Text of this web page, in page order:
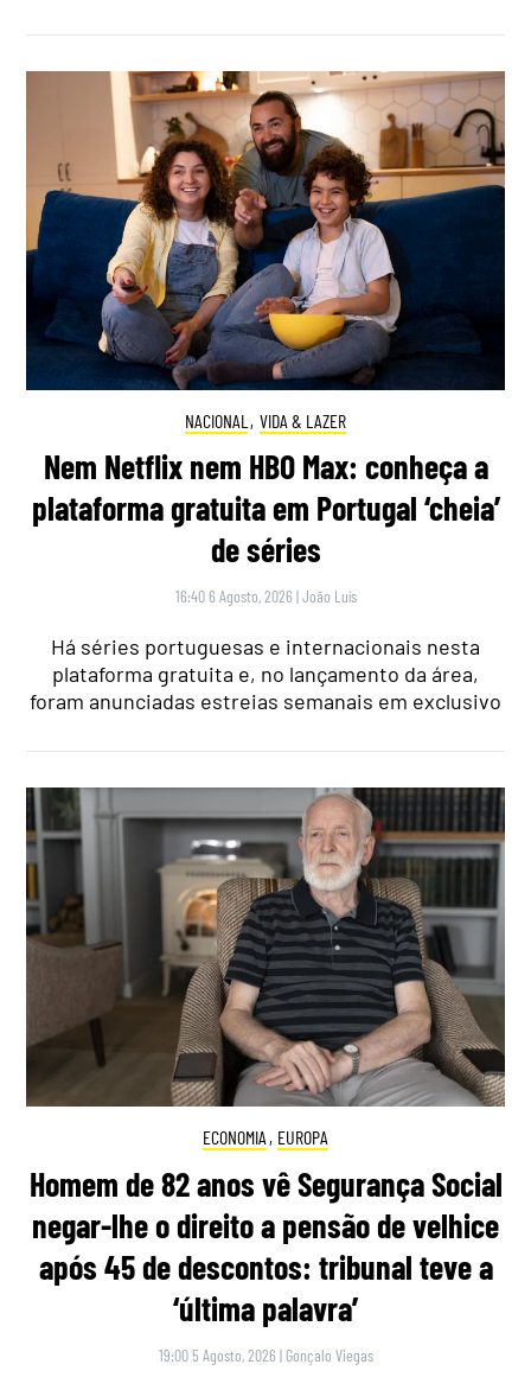
NACIONAL , VIDA & LAZER
Nem Netflix nem HBO Max: conheça a
plataforma gratuita em Portugal ‘cheia’
de séries
16:40 6 Agosto, 2026 |João Luís
Há séries portuguesas e internacionais nesta
plataforma gratuita e, no lançamento da área,
foram anunciadas estreias semanais em exclusivo
ECONOMIA , EUROPA
Homem de 82 anos vê Segurança Social
negar-lhe o direito a pensão de velhice
após 45 de descontos: tribunal teve a
‘última palavra’
19:00 5 Agosto, 2026 | Gonçalo Viegas